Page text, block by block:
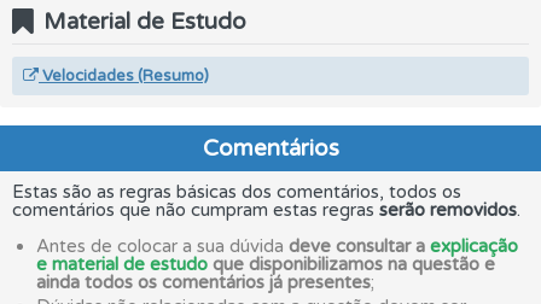
Material de Estudo
Velocidades (Resumo)
Comentários
Estas são as regras básicas dos comentários, todos os
comentários que não cumpram estas regras serão removidos.
Antes de colocar a sua dúvida deve consultar a explicação
e material de estudo que disponibilizamos na questão e
ainda todos os comentários já presentes;